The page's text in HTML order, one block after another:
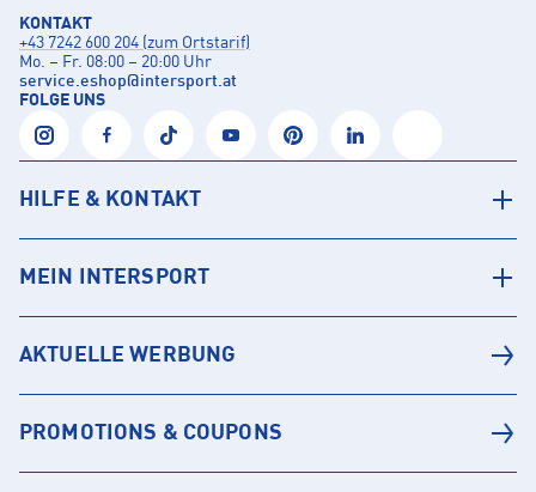
KONTAKT
+43 7242 600 204 (zum Ortstarif)
Mo. – Fr. 08:00 – 20:00 Uhr
service.eshop@intersport.at
FOLGE UNS
HILFE & KONTAKT
MEIN INTERSPORT
AKTUELLE WERBUNG
PROMOTIONS & COUPONS